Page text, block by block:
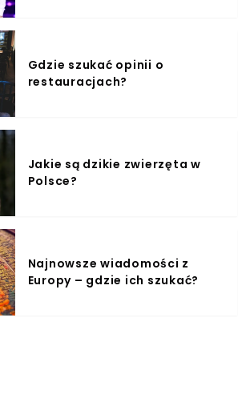
Gdzie szukać opinii o
restauracjach?
Jakie są dzikie zwierzęta w
Polsce?
Najnowsze wiadomości z
Europy – gdzie ich szukać?